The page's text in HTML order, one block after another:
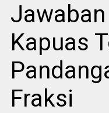
Kapuas
Fraksi